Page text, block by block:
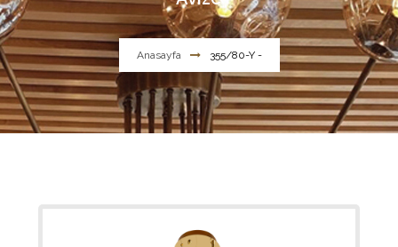
Anasayfa 355/80-Y -